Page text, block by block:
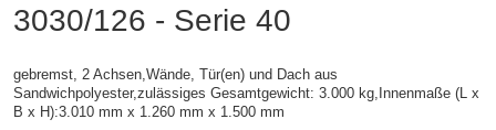
3030/126 - Serie 40
gebremst, 2 Achsen,Wände, Tür(en) und Dach aus
Sandwichpolyester,zulässiges Gesamtgewicht: 3.000 kg, Innenmaße (L x
B x H):3.010 mm x 1.260 mm x 1.500 mm